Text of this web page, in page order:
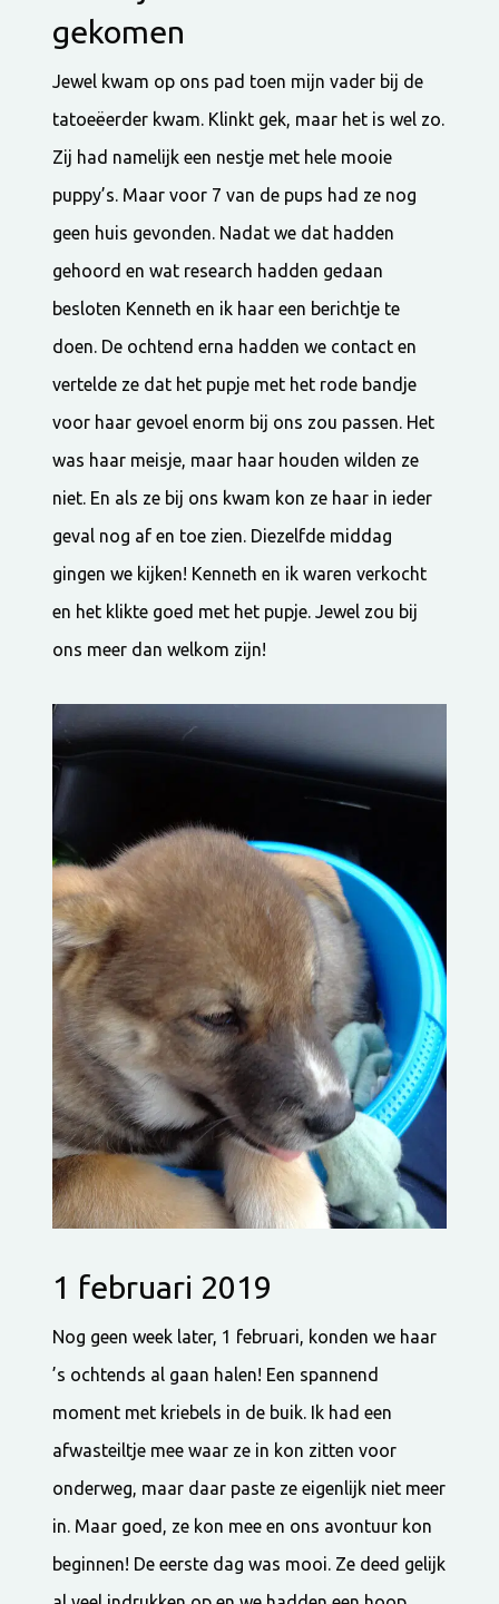
gekomen
Jewel kwam op ons pad toen mijn vader bij de
tatoeëerder kwam. Klinkt gek, maar het is wel zo.
Zij had namelijk een nestje met hele mooie
puppy’s. Maar voor 7 van de pups had ze nog
geen huis gevonden. Nadat we dat hadden
gehoord en wat research hadden gedaan
besloten Kenneth en ik haar een berichtje te
doen. De ochtend erna hadden we contact en
vertelde ze dat het pupje met het rode bandje
voor haar gevoel enorm bij ons zou passen. Het
was haar meisje, maar haar houden wilden ze
niet. En als ze bij ons kwam kon ze haar in ieder
geval nog af en toe zien. Diezelfde middag
gingen we kijken! Kenneth en ik waren verkocht
en het klikte goed met het pupje. Jewel zou bij
ons meer dan welkom zijn!
1 februari 2019
Nog geen week later, 1 februari, konden we haar
’s ochtends al gaan halen! Een spannend
moment met kriebels in de buik. Ik had een
afwasteiltje mee waar ze in kon zitten voor
onderweg, maar daar paste ze eigenlijk niet meer
in. Maar goed, ze kon mee en ons avontuur kon
beginnen! De eerste dag was mooi. Ze deed gelijk